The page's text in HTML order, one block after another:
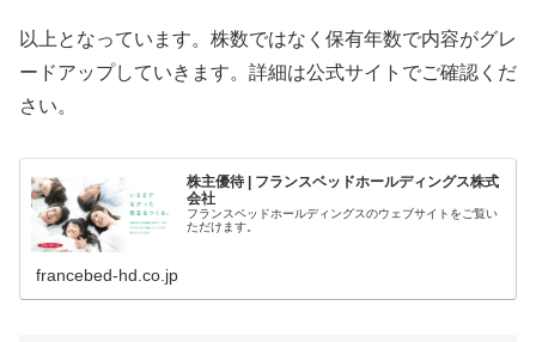
以上となっています。株数ではなく保有年数で内容がグレ
ードアップしていきます。詳細は公式サイトでご確認くだ
さい。
株主優待 | フランスベッドホールディングス株式
会社
フランスベッドホールディングスのウェブサイトをご覧い
ただけます。
francebed-hd.co.jp